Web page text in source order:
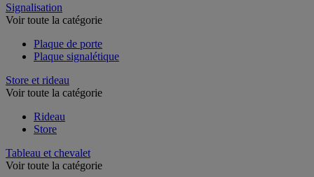
Signalisation
Voir toute la catégorie
Plaque de porte
Plaque signalétique
Store et rideau
Voir toute la catégorie
Rideau
Store
Tableau et chevalet
Voir toute la catégorie